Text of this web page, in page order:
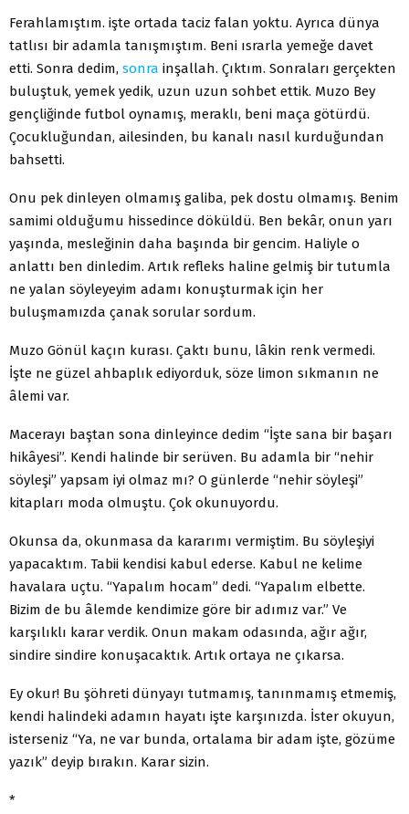
Ferahlamıştım. işte ortada taciz falan yoktu. Ayrıca dünya
tatlısı bir adamla tanışmıştım. Beni ısrarla yemeğe davet
etti. Sonra dedim, sonra inşallah. Çıktım. Sonraları gerçekten
buluştuk, yemek yedik, uzun uzun sohbet ettik. Muzo Bey
gençliğinde futbol oynamış, meraklı, beni maça götürdü.
Çocukluğundan, ailesinden, bu kanalı nasıl kurduğundan
bahsetti.
Onu pek dinleyen olmamış galiba, pek dostu olmamış. Benim
samimi olduğumu hissedince döküldü. Ben bekâr, onun yarı
yaşında, mesleğinin daha başında bir gencim. Haliyle o
anlattı ben dinledim. Artık refleks haline gelmiş bir tutumla
ne yalan söyleyeyim adamı konuşturmak için her
buluşmamızda çanak sorular sordum.
Muzo Gönül kaçın kurası. Çaktı bunu, lâkin renk vermedi.
İşte ne güzel ahbaplık ediyorduk, söze limon sıkmanın ne
âlemi var.
Macerayı baştan sona dinleyince dedim “İşte sana bir başarı
hikâyesi”. Kendi halinde bir serüven. Bu adamla bir “nehir
söyleşi” yapsam iyi olmaz mı? O günlerde “nehir söyleşi”
kitapları moda olmuştu. Çok okunuyordu.
Okunsa da, okunmasa da kararımı vermiştim. Bu söyleşiyi
yapacaktım. Tabii kendisi kabul ederse. Kabul ne kelime
havalara uçtu. “Yapalım hocam” dedi. “Yapalım elbette.
Bizim de bu âlemde kendimize göre bir adımız var.” Ve
karşılıklı karar verdik. Onun makam odasında, ağır ağır,
sindire sindire konuşacaktık. Artık ortaya ne çıkarsa.
Ey okur! Bu şöhreti dünyayı tutmamış, tanınmamış etmemiş,
kendi halindeki adamın hayatı işte karşınızda. İster okuyun,
isterseniz “Ya, ne var bunda, ortalama bir adam işte, gözüme
yazık” deyip bırakın. Karar sizin.
*